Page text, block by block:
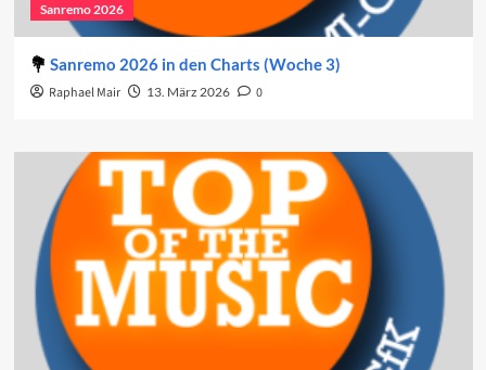
Sanremo 2026
Sanremo 2026 in den Charts (Woche 3)
Raphael Mair 13. März 2026 0